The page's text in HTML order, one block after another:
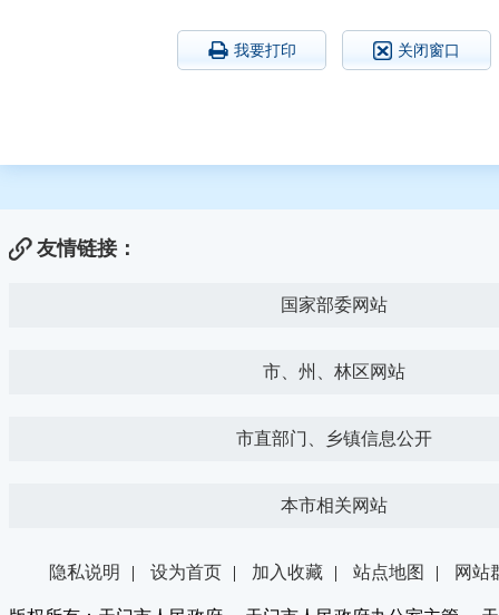
我要打印 关闭窗口
友情链接：
国家部委网站
市、州、林区网站
市直部门、乡镇信息公开
本市相关网站
隐私说明 | 设为首页 | 加入收藏 | 站点地图 | 网站